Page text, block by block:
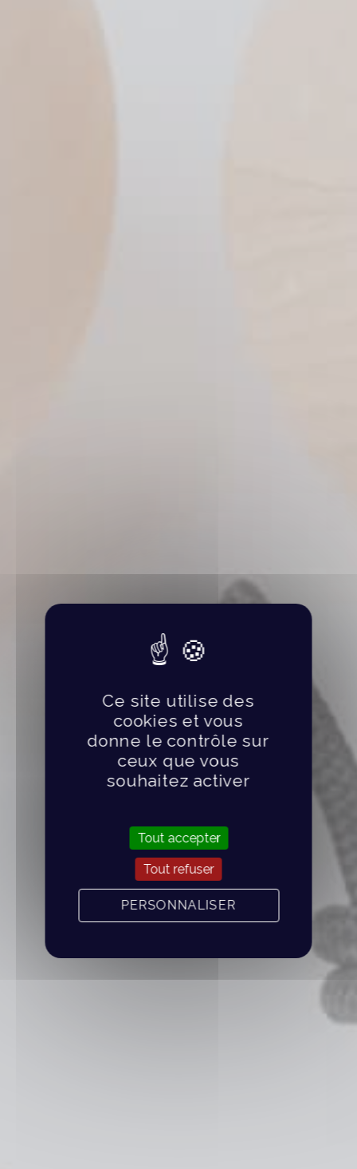
Ce site utilise des
cookies et vous
donne le contrôle sur
ceux que vous
souhaitez activer
Tout accepter
Tout refuser
PERSONNALISER